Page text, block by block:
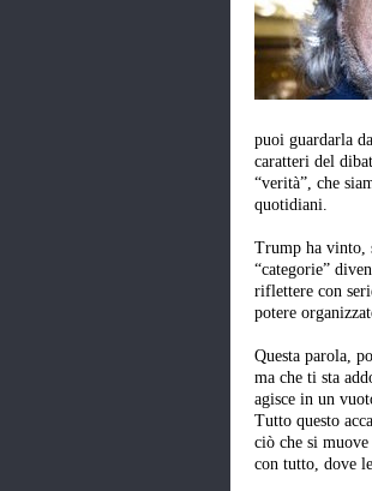
puoi guardarla
caratteri del
“verità”, che
quotidiani.
Trump ha vinto,
“categorie”
riflettere con
potere
Questa parola,
ma che ti sta
agisce in un
Tutto questo
ciò che si
con tutto, dove